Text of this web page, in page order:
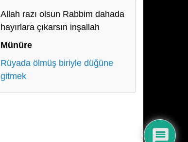
Allah razı olsun Rabbim dahada
hayırlara çıkarsın inşallah
Münüre
Rüyada ölmüş biriyle düğüne
gitmek